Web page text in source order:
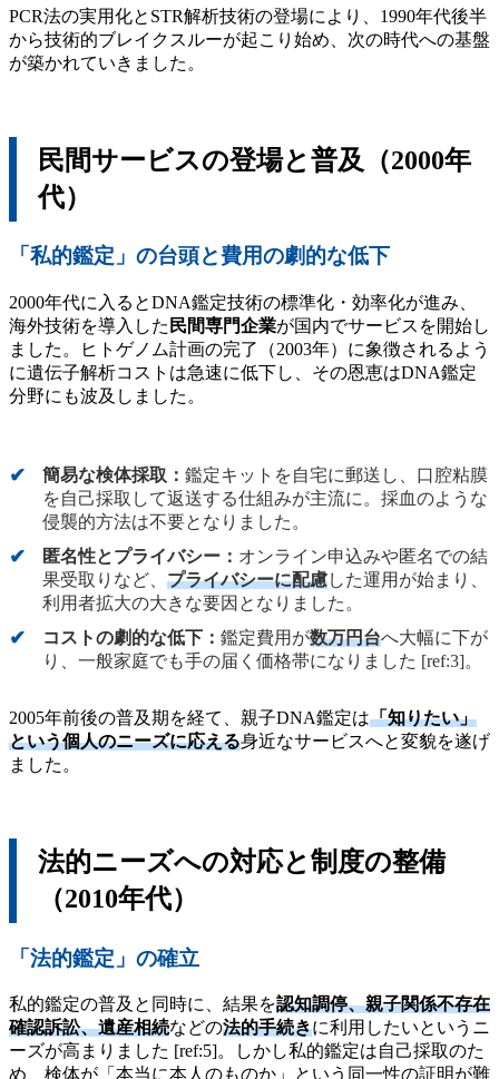
PCR法の実用化とSTR解析技術の登場により、1990年代後半
から技術的ブレイクスルーが起こり始め、次の時代への基盤
が築かれていきました。
民間サービスの登場と普及（2000年
代）
「私的鑑定」の台頭と費用の劇的な低下
2000年代に入るとDNA鑑定技術の標準化・効率化が進み、
海外技術を導入した 民間専門企業が国内でサービスを開始し
ました。ヒトゲノム計画の完了（2003年）に象徴されるよう
に遺伝子解析コストは急速に低下し、その恩恵はDNA鑑定
分野にも波及しました。
簡易な検体採取： 鑑定キットを自宅に郵送し、口腔粘膜
を自己採取して返送する仕組みが主流に。採血のような
侵襲的方法は不要となりました。
匿名性とプライバシー： オンライン申込みや匿名での結
果受取りなど、 プライバシーに配慮した運用が始まり、
利用者拡大の大きな要因となりました。
コストの劇的な低下： 鑑定費用が数万円台へ大幅に下が
り、一般家庭でも手の届く価格帯になりました [ref:3]。
2005年前後の普及期を経て、親子DNA鑑定は「知りたい」
という個人のニーズに応える身近なサービスへと変貌を遂げ
ました。
法的ニーズへの対応と制度の整備
（2010年代）
「法的鑑定」の確立
私的鑑定の普及と同時に、結果を認知調停、親子関係不存在
確認訴訟、遺産相続などの法的手続きに利用したいというニ
ーズが高まりました [ref:5]。しかし私的鑑定は自己採取のた
め、検体が「本当に本人のものか」という同一性の証明が難